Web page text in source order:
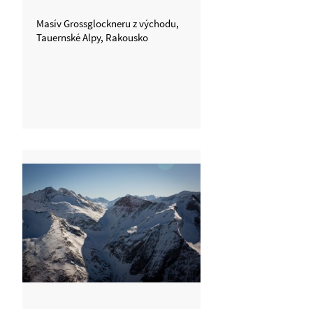
Masív Grossglockneru z východu,
Tauernské Alpy, Rakousko